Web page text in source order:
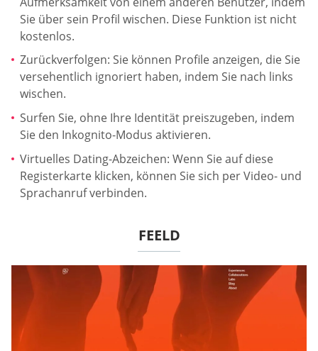
Sie über sein Profil wischen. Diese Funktion ist nicht
kostenlos.
Zurückverfolgen: Sie können Profile anzeigen, die Sie
versehentlich ignoriert haben, indem Sie nach links
wischen.
Surfen Sie, ohne Ihre Identität preiszugeben, indem
Sie den Inkognito-Modus aktivieren.
Virtuelles Dating-Abzeichen: Wenn Sie auf diese
Registerkarte klicken, können Sie sich per Video- und
Sprachanruf verbinden.
FEELD